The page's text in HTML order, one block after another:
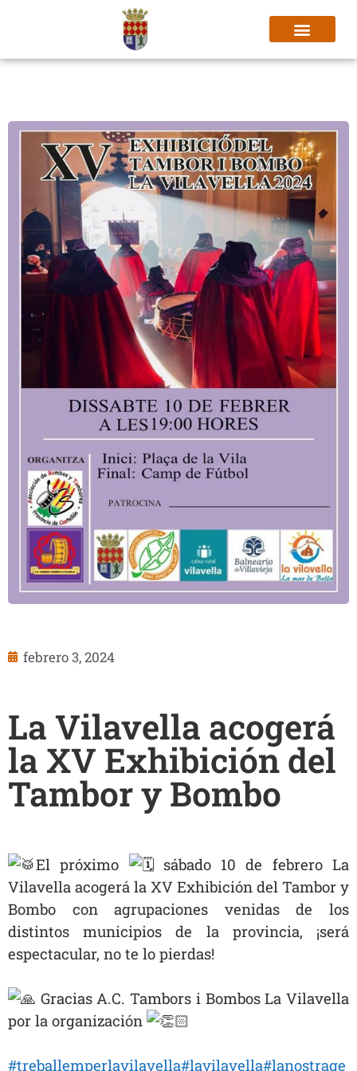
febrero 3, 2024
La Vilavella acogerá
la XV Exhibición del
Tambor y Bombo
El próximo
sábado 10 de febrero La
Vilavella acogerá la XV Exhibición del Tambor y
Bombo con agrupaciones venidas de los
distintos municipios de la provincia, ¡será
espectacular, no te lo pierdas!
Gracias A.C. Tambors i Bombos La Vilavella
por la organización
#treballemperlavilavella#lavilavella#lanostrage